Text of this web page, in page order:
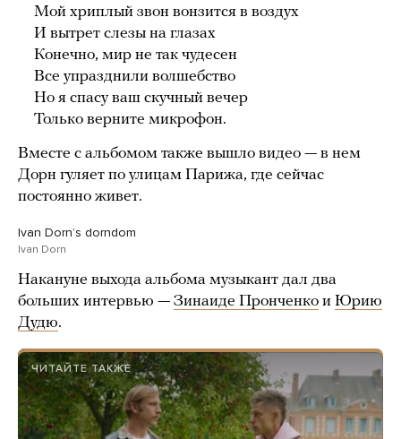
Мой хриплый звон вонзится в воздух
И вытрет слезы на глазах
Конечно, мир не так чудесен
Все упразднили волшебство
Но я спасу ваш скучный вечер
Только верните микрофон.
Вместе с альбомом также вышло видео — в нем
Дорн гуляет по улицам Парижа, где сейчас
постоянно живет.
Ivan Dornʼs dorndom
Ivan Dorn
Накануне выхода альбома музыкант дал два
больших интервью — Зинаиде Пронченко и Юрию
Дудю.
ЧИТАЙТЕ ТАКЖЕ